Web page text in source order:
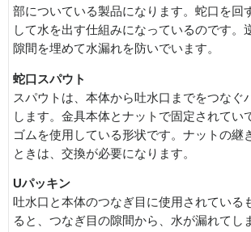
部についている製品になります。蛇口を回
して水を出す仕組みになっているのです。
隙間を埋めて水漏れを防いでいます。
蛇口スパウト
スパウトは、本体から吐水口までをつなぐ
します。金具本体とナットで固定されてい
ゴムを使用している形状です。ナットの継
ときは、交換が必要になります。
Uパッキン
吐水口と本体のつなぎ目に使用されている
ると、つなぎ目の隙間から、水が漏れてし